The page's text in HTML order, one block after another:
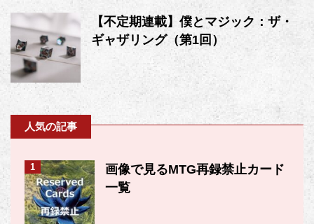
【不定期連載】僕とマジック：ザ・
ギャザリング（第1回）
人気の記事
1
画像で見るMTG再録禁止カード
一覧